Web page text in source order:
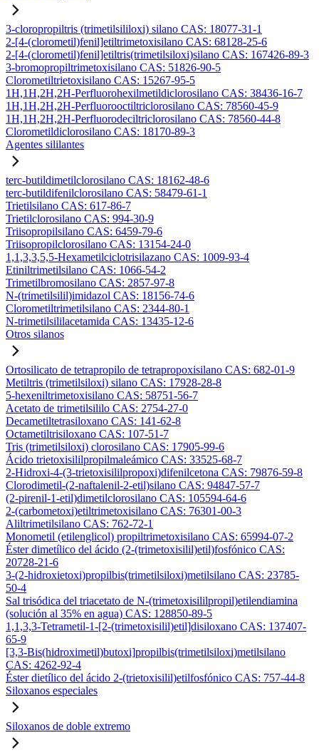
3-cloropropiltris (trimetilsililoxi) silano CAS: 18077-31-1
2-[4-(clorometil)fenil]etiltrimetoxisilano CAS: 68128-25-6
2-[4-(clorometil)fenil]etiltris(trimetilsiloxi)silano CAS: 167426-89-3
3-bromopropiltrimetoxisilano CAS: 51826-90-5
Clorometiltrietoxisilano CAS: 15267-95-5
1H,1H,2H,2H-Perfluorohexilmetildiclorosilano CAS: 38436-16-7
1H,1H,2H,2H-Perfluorooctiltriclorosilano CAS: 78560-45-9
1H,1H,2H,2H-Perfluorodeciltriclorosilano CAS: 78560-44-8
Clorometildiclorosilano CAS: 18170-89-3
Agentes sililantes
terc-butildimetilclorosilano CAS: 18162-48-6
terc-butildifenilclorosilano CAS: 58479-61-1
Trietilsilano CAS: 617-86-7
Trietilclorosilano CAS: 994-30-9
Triisopropilsilano CAS: 6459-79-6
Triisopropilclorosilano CAS: 13154-24-0
1,1,3,3,5,5-Hexametilciclotrisilazano CAS: 1009-93-4
Etiniltrimetilsilano CAS: 1066-54-2
Trimetilbromosilano CAS: 2857-97-8
N-(trimetilsilil)imidazol CAS: 18156-74-6
Clorometiltrimetilsilano CAS: 2344-80-1
N-trimetilsililacetamida CAS: 13435-12-6
Otros silanos
Ortosilicato de tetrapropilo de tetrapropoxisilano CAS: 682-01-9
Metiltris (trimetilsiloxi) silano CAS: 17928-28-8
5-hexeniltrimetoxisilano CAS: 58751-56-7
Acetato de trimetilsililo CAS: 2754-27-0
Decametiltetrasiloxano CAS: 141-62-8
Octametiltrisiloxano CAS: 107-51-7
Tris (trimetilsiloxi) clorosilano CAS: 17905-99-6
Ácido trietoxisililpropilmaleámico CAS: 33525-68-7
2-Hidroxi-4-(3-trietoxisililpropoxi)difenilcetona CAS: 79876-59-8
Clorodimetil-(2-naftalenil-2-etil)silano CAS: 94847-57-7
(2-pirenil-1-etil)dimetilclorosilano CAS: 105594-64-6
2-(carbometoxi)etiltrimetoxisilano CAS: 76301-00-3
Aliltrimetilsilano CAS: 762-72-1
Monometil (etilenglicol) propiltrimetoxisilano CAS: 65994-07-2
Éster dimetílico del ácido (2-(trimetoxisilil)etil)fosfónico CAS:
20728-21-6
3-(2-hidroxietoxi)propilbis(trimetilsiloxi)metilsilano CAS: 23785-
50-4
Sal trisódica del triacetato de N-(trimetoxisililpropil)etilendiamina
(solución al 35% en agua) CAS: 128850-89-5
1,1,3,3-Tetrametil-1-[2-(trimetoxisilil)etil]disiloxano CAS: 137407-
65-9
[3,3-Bis(hidroximetil)butoxi]propilbis(trimetilsiloxi)metilsilano
CAS: 4262-92-4
Éster dietílico del ácido 2-(trietoxisilil)etilfosfónico CAS: 757-44-8
Siloxanos especiales
Siloxanos de doble extremo